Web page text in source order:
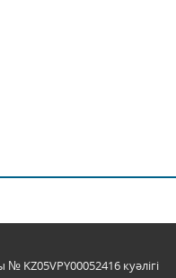
KZ05VPY00052416 куәлігі